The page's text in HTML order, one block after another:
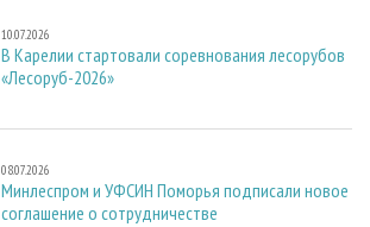
10.07.2026
В Карелии стартовали соревнования лесорубов
«Лесоруб-2026»
08.07.2026
Минлеспром и УФСИН Поморья подписали новое
соглашение о сотрудничестве